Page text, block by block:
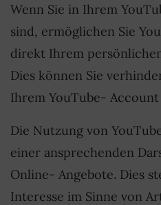
Wenn Sie in Ihrem
sind, ermöglichen Sie
direkt Ihrem
Dies können Sie
Ihrem YouTube- Account
Die Nutzung von
einer ansprechenden
Online- Angebote. Dies
Interesse im Sinne von